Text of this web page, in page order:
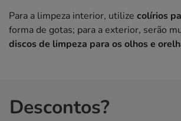
Para a limpeza interior, utilize colírios
forma de gotas; para a exterior, serão
discos de limpeza para os olhos e
Descontos?